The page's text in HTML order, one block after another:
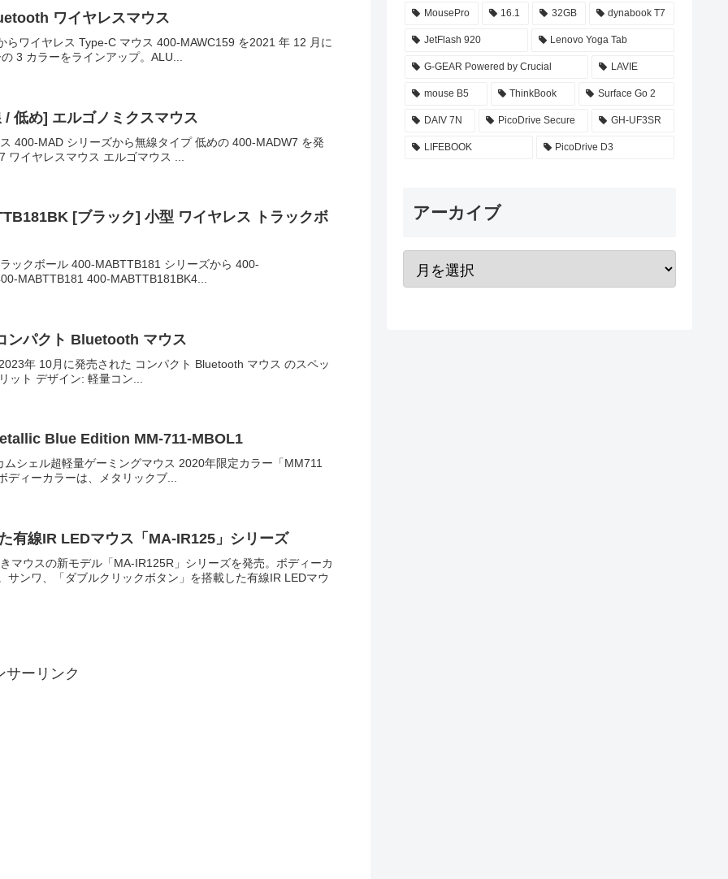
ワイヤレスマウス
ワイヤレス Type-C マウス 400-MAWC159 を2021 年 12 月に
3 カラーをラインアップ。ALU...
低め] エルゴノミクスマウス
400-MAD シリーズから無線タイプ 低めの 400-MADW7 を発
イヤレスマウス エルゴマウス ...
[ブラック] 小型 ワイヤレス トラックボ
ックボール 400-MABTTB181 シリーズから 400-
MABTTB181 400-MABTTB181BK4...
ンパクト Bluetooth マウス
年 10月に発売された コンパクト Bluetooth マウス のスペッ
ト デザイン: 軽量コン...
Blue Edition MM-711-MBOL1
シェル超軽量ゲーミングマウス 2020年限定カラー「MM711
ディーカラーは、メタリックブ...
有線IR LEDマウス「MA-IR125」シリーズ
マウスの新モデル「MA-IR125R」シリーズを発売。ボディーカ
ンワ、「ダブルクリックボタン」を搭載した有線IR LEDマウ
サーリンク
MousePro 16.1 32GB dynabook T7
JetFlash 920 Lenovo Yoga Tab
G-GEAR Powered by Crucial LAVIE
mouse B5 ThinkBook Surface Go 2
DAIV 7N PicoDrive Secure GH-UF3SR
LIFEBOOK PicoDrive D3
アーカイブ